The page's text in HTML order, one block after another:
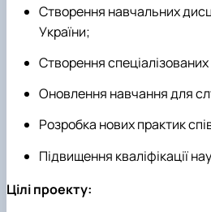
Створення навчальних
України;
Створення
Оновлення навчання для
Розробка нових практик
Підвищення кваліфікації
Цілі проекту: